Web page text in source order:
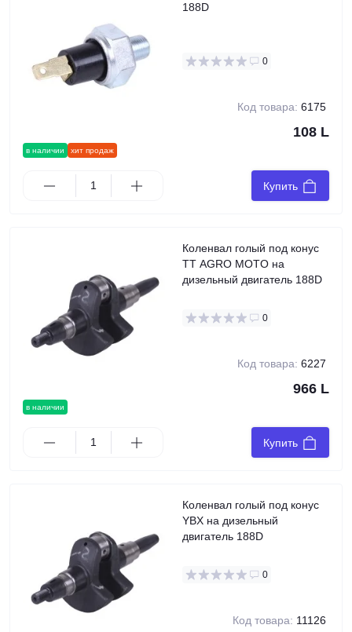
в наличии хит продаж
188D
0
Код товара: 6175
108 L
Купить
в наличии
Коленвал голый под конус
TT AGRO MOTO на
дизельный двигатель 188D
0
Код товара: 6227
966 L
Купить
Коленвал голый под конус
YBX на дизельный
двигатель 188D
0
Код товара: 11126